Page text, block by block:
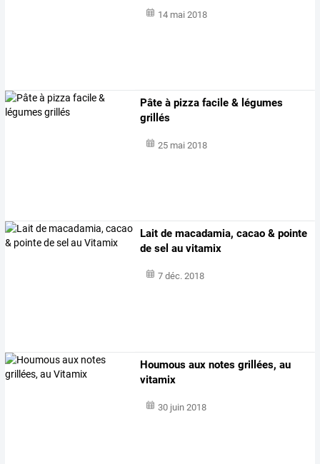
14 mai 2018
Pâte à pizza facile & légumes
grillés
25 mai 2018
Lait de macadamia, cacao & pointe
de sel au vitamix
7 déc. 2018
Houmous aux notes grillées, au
vitamix
30 juin 2018